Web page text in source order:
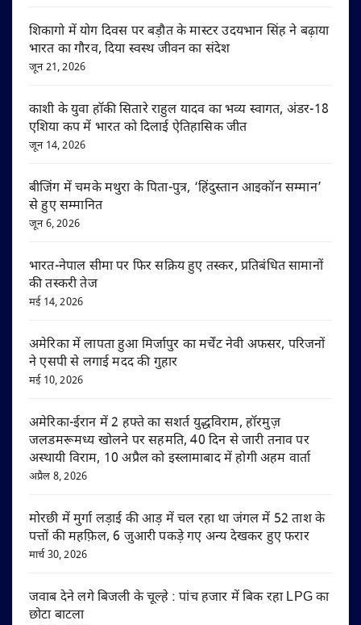
शिकागो में योग दिवस पर बड़ौत के मास्टर उदयभान सिंह ने बढ़ाया
भारत का गौरव, दिया स्वस्थ जीवन का संदेश
जून 21, 2026
काशी के युवा हॉकी सितारे राहुल यादव का भव्य स्वागत, अंडर-18
एशिया कप में भारत को दिलाई ऐतिहासिक जीत
जून 14, 2026
बीजिंग में चमके मथुरा के पिता-पुत्र, ‘हिंदुस्तान आइकॉन सम्मान’
से हुए सम्मानित
जून 6, 2026
भारत-नेपाल सीमा पर फिर सक्रिय हुए तस्कर, प्रतिबंधित सामानों
की तस्करी तेज
मई 14, 2026
अमेरिका में लापता हुआ मिर्जापुर का मर्चेंट नेवी अफसर, परिजनों
ने एसपी से लगाई मदद की गुहार
मई 10, 2026
अमेरिका-ईरान में 2 हफ्ते का सशर्त युद्धविराम, हॉरमुज़
जलडमरूमध्य खोलने पर सहमति, 40 दिन से जारी तनाव पर
अस्थायी विराम, 10 अप्रैल को इस्लामाबाद में होगी अहम वार्ता
अप्रैल 8, 2026
मोरछी में मुर्गा लड़ाई की आड़ में चल रहा था जंगल में 52 ताश के
पत्तों की महफ़िल, 6 जुआरी पकड़े गए अन्य देखकर हुए फरार
मार्च 30, 2026
जवाब देने लगे बिजली के चूल्हे : पांच हजार में बिक रहा LPG का
छोटा बाटला